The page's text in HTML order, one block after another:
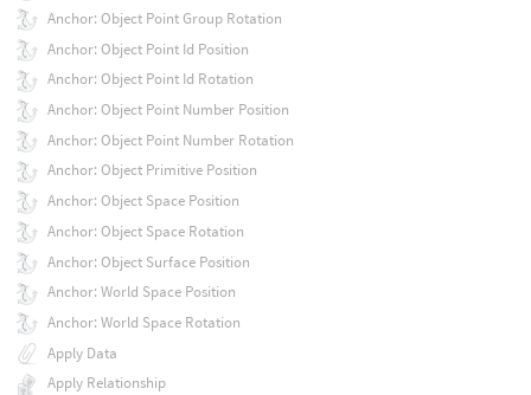
Anchor: Object Point Group Rotation
Anchor: Object Point Id Position
Anchor: Object Point Id Rotation
Anchor: Object Point Number Position
Anchor: Object Point Number Rotation
Anchor: Object Primitive Position
Anchor: Object Space Position
Anchor: Object Space Rotation
Anchor: Object Surface Position
Anchor: World Space Position
Anchor: World Space Rotation
Apply Data
Apply Relationship